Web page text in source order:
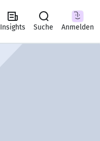
Insights Suche Anmelden